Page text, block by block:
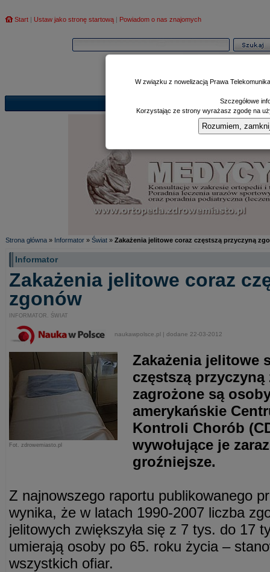
Start | Ustaw jako stronę startową | Powiadom o nas znajomych
Poczekalnia|
Strona główna » Informator » Świat » Zakażenia jelitowe coraz częstszą przyczyną
Informator
Zakażenia jelitowe coraz
zgonów
INFORMATOR. ŚWIAT
naukawpolsce.pl | dodane 22-03-2012
Fot. zdrowemiasto.pl
Zakażenia jelitowe
częstszą
zagrożone są
amerykańskie
Kontroli Chorób
wywołujące je
groźniejsze.
Z najnowszego raportu publikowanego
wynika, że w latach 1990-2007 liczba
jelitowych zwiększyła się z 7 tys. do 17
umierają osoby po 65. roku życia –
wszystkich ofiar.
W związku z nowelizacją Prawa
Szczegółowe
Korzystając ze strony wyrażasz zgodę na
Rozumiem,